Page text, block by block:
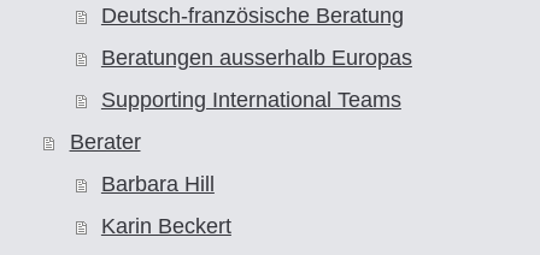
Deutsch-französische Beratung
Beratungen ausserhalb Europas
Supporting International Teams
Berater
Barbara Hill
Karin Beckert